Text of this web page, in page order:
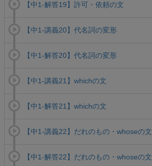
【中1-解答19】許可・依頼の文
【中1-講義20】代名詞の変形
【中1-解答20】代名詞の変形
【中1-講義21】whichの文
【中1-解答21】whichの文
【中1-講義22】だれのもの・whoseの文
【中1-解答22】だれのもの・whoseの文